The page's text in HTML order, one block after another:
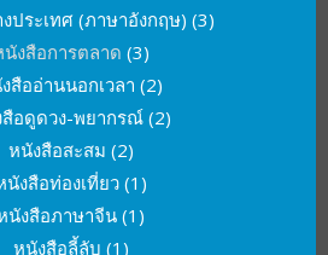
ประเทศ (ภาษาอังกฤษ) (3)
งสือการตลาด (3)
สืออ่านนอกเวลา (2)
อดูดวง-พยากรณ์ (2)
หนังสือสะสม (2)
นังสือท่องเที่ยว(1)
นังสือภาษาจีน (1)
หนังสือลี้ลับ (1)